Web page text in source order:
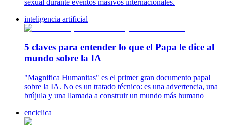
inteligencia artificial
5 claves para entender lo que el Papa le dice al
mundo sobre la IA
"Magnifica Humanitas" es el primer gran documento papal
sobre la IA. No es un tratado técnico: es una advertencia, una
brújula y una llamada a construir un mundo más humano
enciclica